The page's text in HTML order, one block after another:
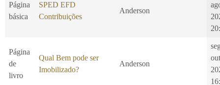
Página
básica
SPED EFD
Contribuições
Anderson
Página
de
livro
Qual Bem pode ser
Imobilizado?
Anderson
out